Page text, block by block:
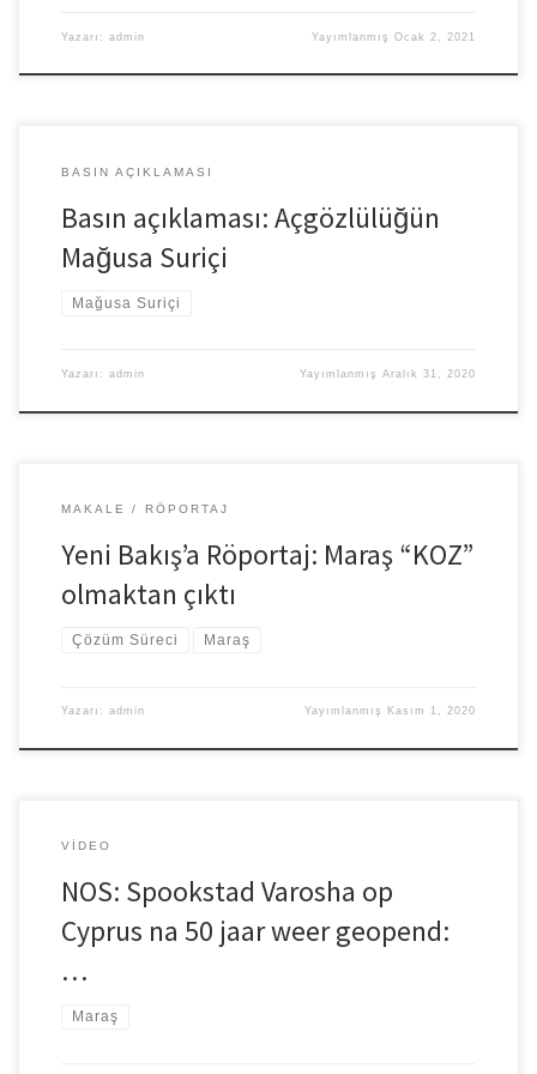
Yazarı: admin YayımlanmışOcak 2, 2021
BASIN AÇIKLAMASI
Basın açıklaması: Açgözlülüğün
Mağusa Suriçi
Mağusa Suriçi
Yazarı: admin YayımlanmışAralık 31, 2020
MAKALE RÖPORTAJ
Yeni Bakış’a Röportaj: Maraş “KOZ”
olmaktan çıktı
Çözüm Süreci Maraş
Yazarı: admin Yayımlanmış Kasım 1, 2020
VIDEO
NOS: Spookstad Varosha op
Cyprus na 50 jaar weer geopend:
…
Maraş